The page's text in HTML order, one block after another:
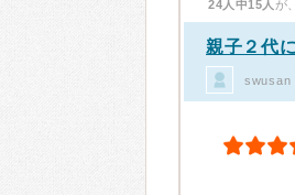
24人中15人 が
親子２代
swusan